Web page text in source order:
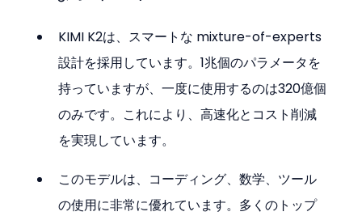
KIMI K2は、スマートな mixture-of-experts
設計を採用しています。1兆個のパラメータを
持っていますが、一度に使用するのは320億個
のみです。これにより、高速化とコスト削減
を実現しています。
このモデルは、コーディング、数学、ツール
の使用に非常に優れています。多くのトップ